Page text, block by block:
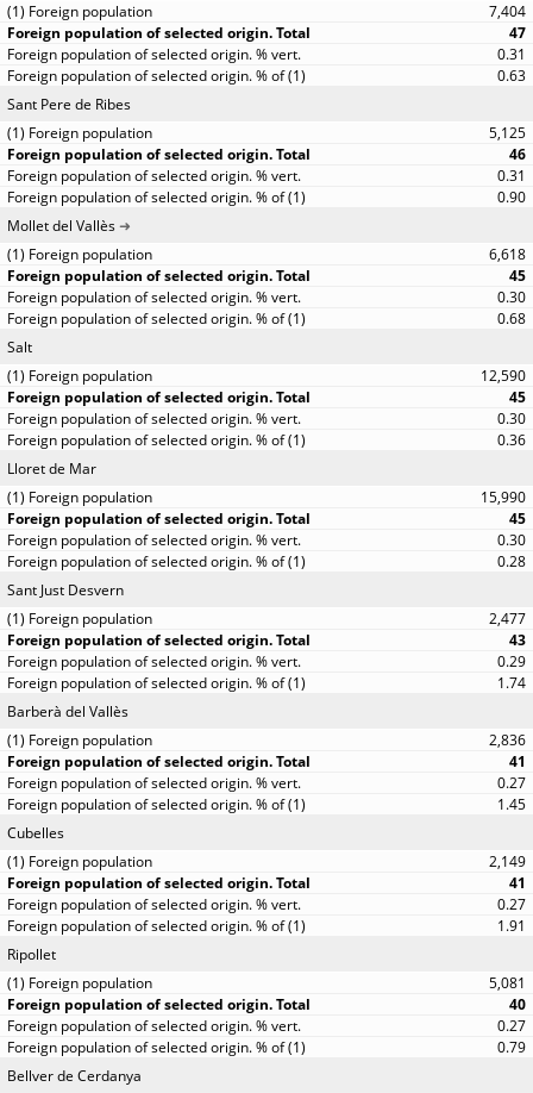
7,404
47
0.31
0.63
Sant Pere de Ribes
5,125
46
0.31
0.90
Mollet del Vallès
6,618
45
0.30
0.68
Salt
12,590
45
0.30
0.36
Lloret de Mar
15,990
45
0.30
0.28
Sant Just Desvern
2,477
43
0.29
1.74
Barberà del Vallès
2,836
41
0.27
1.45
Cubelles
2,149
41
0.27
1.91
Ripollet
5,081
40
0.27
0.79
Bellver de Cerdanya